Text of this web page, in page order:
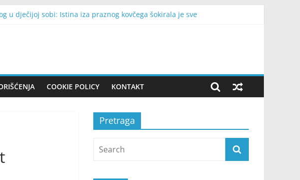
u dječijoj sobi: Istina iza praznog kovčega šokirala je sve
otkrio glavne teme razgovora
COOKIE POLICY KONTAKT
Pretraga